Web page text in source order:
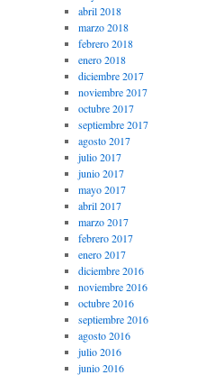
abril 2018
marzo 2018
febrero 2018
enero 2018
diciembre 2017
noviembre 2017
octubre 2017
septiembre 2017
agosto 2017
julio 2017
junio 2017
mayo 2017
abril 2017
marzo 2017
febrero 2017
enero 2017
diciembre 2016
noviembre 2016
octubre 2016
septiembre 2016
agosto 2016
julio 2016
junio 2016